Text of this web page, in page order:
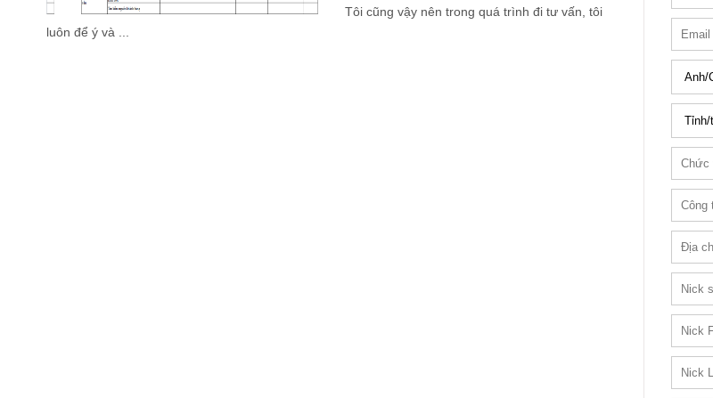
Tôi cũng vậy nên trong quá trình đi tư vấn, tôi
luôn để ý và ...